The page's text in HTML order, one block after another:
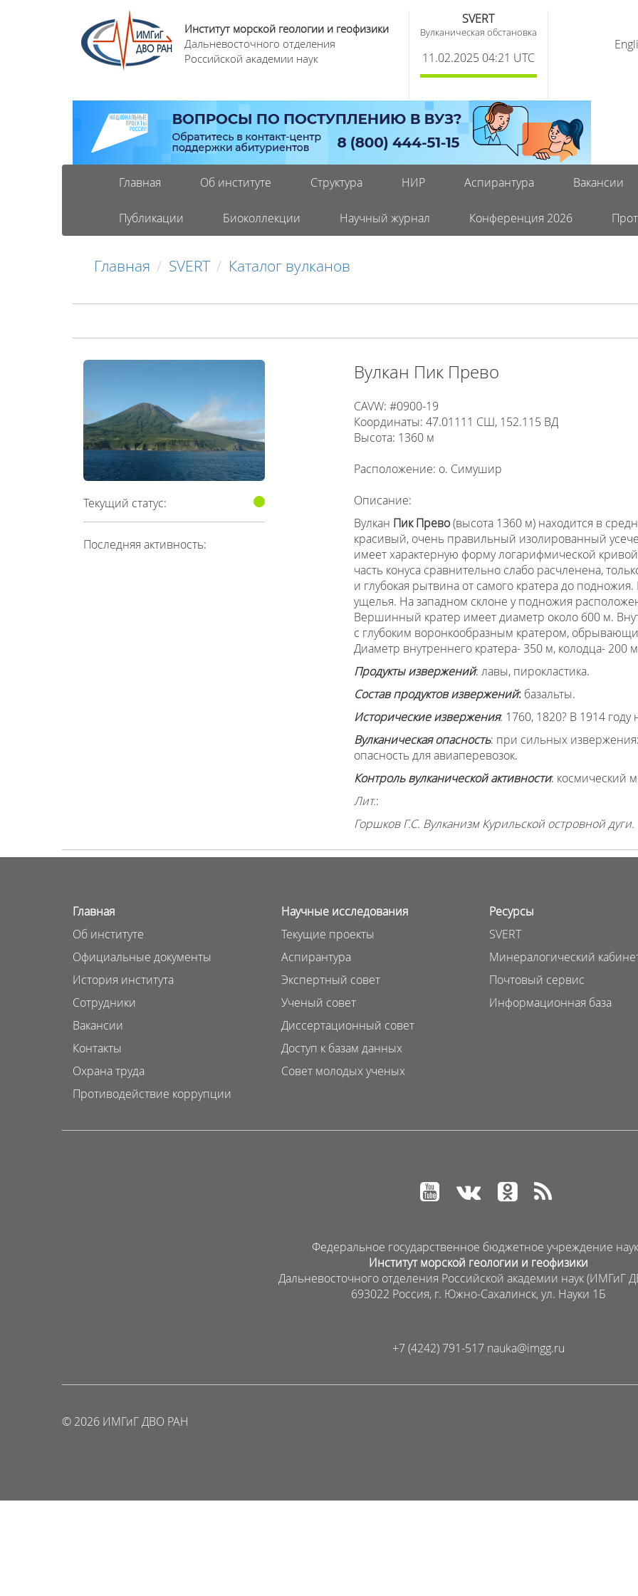
Институт морской геологии и геофизики
Дальневосточного отделения
Российской академии наук
SVERT
Вулканическая обстановка
11.02.2025 04:21 UTC
Главная Об институте Структура НИР Аспирантура Вакансии
Публикации Биоколлекции Научный журнал Конференция 2026
Главная SVERT Каталог вулканов
Текущий статус:
Последняя активность:
Вулкан Пик Прево
CAVW: #0900-19
Координаты: 47.01111 СШ, 152.115 ВД
Высота: 1360 м
Расположение: о. Симушир
Описание:
Вулкан Пик Прево(высота 1360 м) находится в
красивый, очень правильный изолированный
имеет характерную форму логарифмической
часть конуса сравнительно слабо расчленена,
и глубокая рытвина от самого кратера до
ущелья. На западном склоне у подножия
Вершинный кратер имеет диаметр около 600 м.
с глубоким воронкообразным кратером,
Диаметр внутреннего кратера- 350 м, колодца- 200
Продукты извержений: лавы, пирокластика.
Состав продуктов извержений: базальты.
Исторические извержения: 1760, 1820? В 1914
Вулканическая опасность: при сильных
опасность для авиаперевозок.
Контроль вулканической активности: космический
Лит.:
Горшков Г.С. Вулканизм Курильской островной
Главная
Об институте
Официальные документы
История института
Сотрудники
Вакансии
Контакты
Охрана труда
Противодействие коррупции
Научные исследования
Текущие проекты
Аспирантура
Экспертный совет
Ученый совет
Диссертационный совет
Доступ к базам данных
Совет молодых ученых
Ресурсы
SVERT
Минералогический
Почтовый сервис
Информационная база
Федеральное государственное бюджетное учреждение
Институт морской геологии и геофизики
Дальневосточного отделения Российской академии наук (ИМГиГ
693022 Россия, г. Южно-Сахалинск, ул. Науки 1Б
+7 (4242) 791-517
© 2026 ИМГиГ ДВО РАН